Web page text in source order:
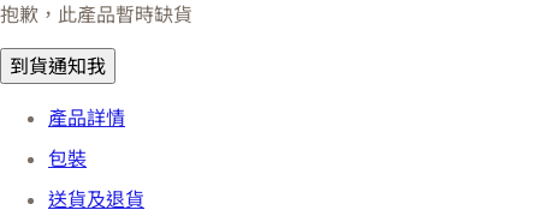
抱歉，此產品暫時缺貨
到貨通知我
產品詳情
包裝
送貨及退貨